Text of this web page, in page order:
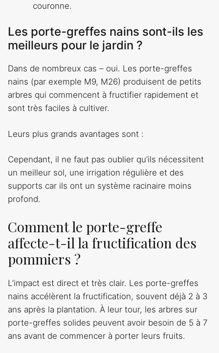
couronne.
Les porte-greffes nains sont-ils les
meilleurs pour le jardin ?
Dans de nombreux cas – oui. Les porte-greffes
nains (par exemple M9, M26) produisent de petits
arbres qui commencent à fructifier rapidement et
sont très faciles à cultiver.
Leurs plus grands avantages sont :
Cependant, il ne faut pas oublier qu’ils nécessitent
un meilleur sol, une irrigation régulière et des
supports car ils ont un système racinaire moins
profond.
Comment le porte-greffe
affecte-t-il la fructification des
pommiers ?
L’impact est direct et très clair. Les porte-greffes
nains accélèrent la fructification, souvent déjà 2 à 3
ans après la plantation. À leur tour, les arbres sur
porte-greffes solides peuvent avoir besoin de 5 à 7
ans avant de commencer à porter leurs fruits.